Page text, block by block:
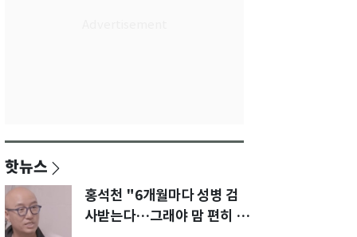
핫뉴스
홍석천 "6개월마다 성병 검
사받는다…그래야 맘 편히 성